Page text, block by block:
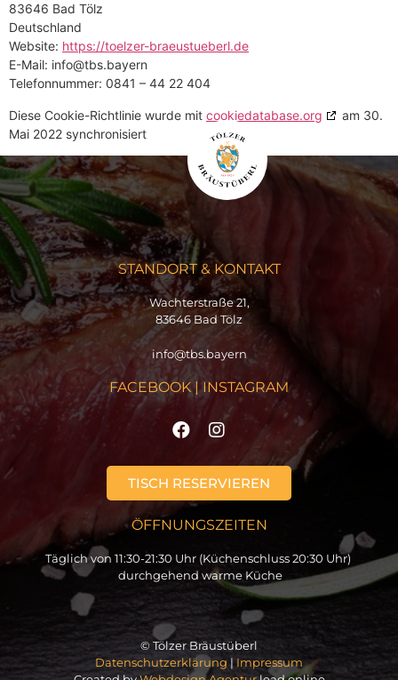
83646 Bad Tölz
Deutschland
Website: https://toelzer-braeustueberl.de
E-Mail: nreyab.sbt@ofni
Telefonnummer: 0841 – 44 22 404
Diese Cookie-Richtlinie wurde mit cookiedatabase.org
am 30.
Mai 2022 synchronisiert
STANDORT & KONTAKT
Wachterstraße 21,
83646 Bad Tölz
info@tbs.bayern
FACEBOOK | INSTAGRAM
TISCH RESERVIEREN
ÖFFNUNGSZEITEN
Täglich von 11:30-21:30 Uhr (Küchenschluss 20:30 Uhr)
durchgehend warme Küche
© Tölzer Bräustüberl
Datenschutzerklärung | Impressum